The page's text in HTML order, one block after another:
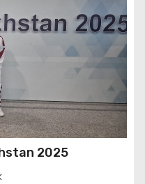
2025